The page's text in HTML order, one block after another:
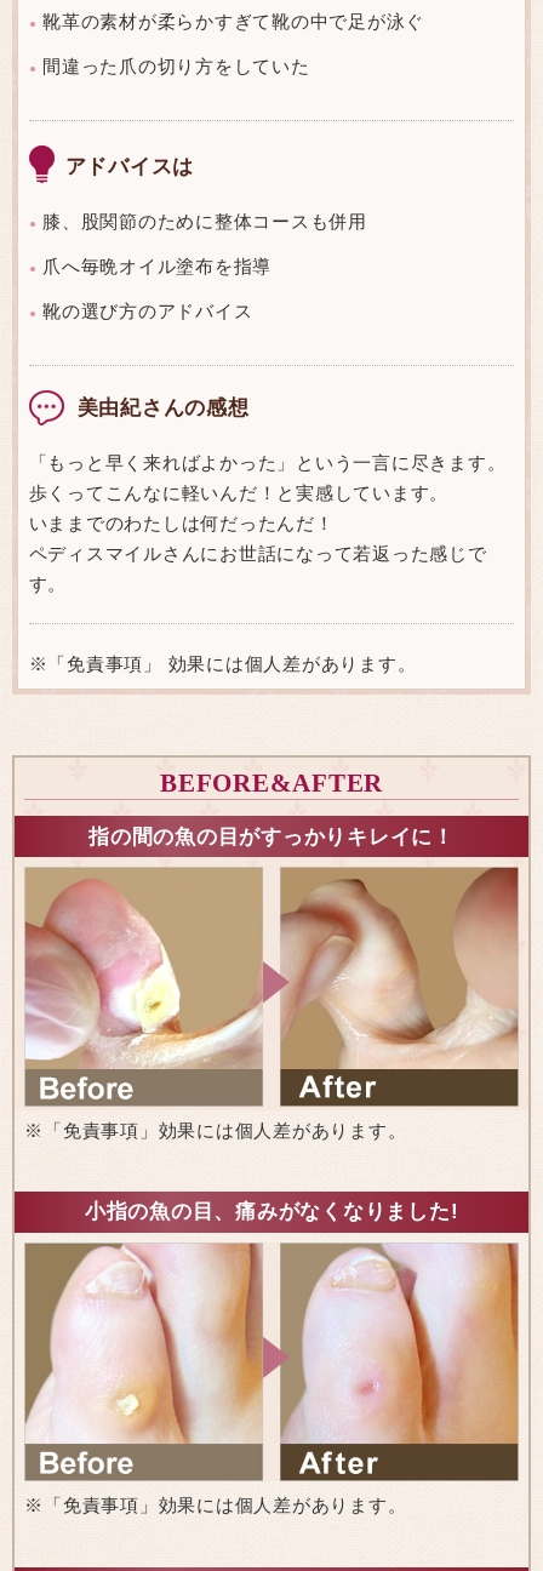
● 靴革の素材が柔らかすぎて靴の中で足が泳ぐ
● 間違った爪の切り方をしていた
アドバイスは
● 膝、股関節のために整体コースも併用
● 爪へ毎晩オイル塗布を指導
● 靴の選び方のアドバイス
美由紀さんの感想
「もっと早く来ればよかった」という一言に尽きます。
歩くってこんなに軽いんだ！と実感しています。
いままでのわたしは何だったんだ！
ペディスマイルさんにお世話になって若返った感じで
す。
※「免責事項」 効果には個人差があります。
BEFORE&AFTER
指の間の魚の目がすっかりキレイに！
※「免責事項」効果には個人差があります。
小指の魚の目、痛みがなくなりました!
※「免責事項」効果には個人差があります。